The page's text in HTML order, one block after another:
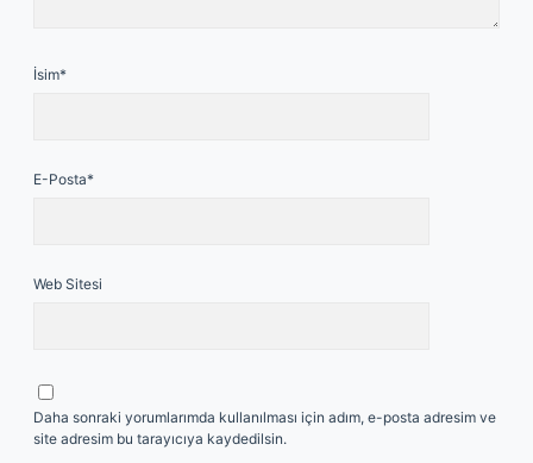
İsim*
E-Posta*
Web Sitesi
Daha sonraki yorumlarımda kullanılması için adım, e-posta adresim ve
site adresim bu tarayıcıya kaydedilsin.